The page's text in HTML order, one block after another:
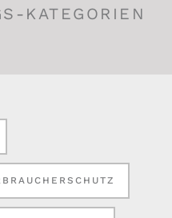
KATEGORIEN